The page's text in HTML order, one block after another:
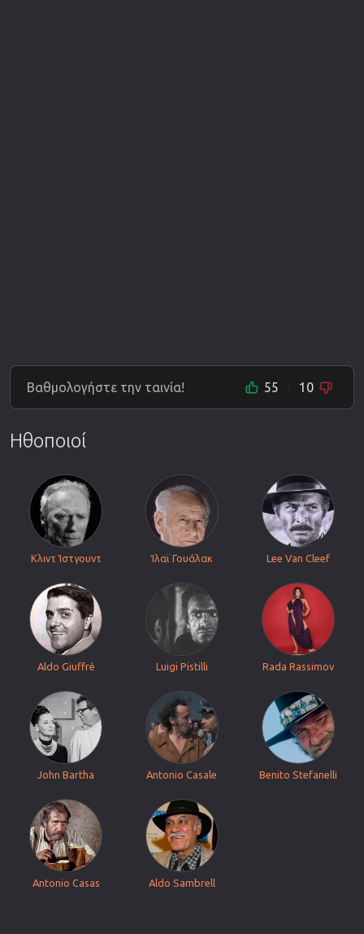
Βαθμολογήστε την ταινία! 55 10
Ηθοποιοί
Κλιντ Ίστγουντ Ίλαϊ Γουάλακ Lee Van Cleef
Aldo Giuffrè Luigi Pistilli Rada Rassimov
John Bartha Antonio Casale Benito Stefanelli
Antonio Casas Aldo Sambrell